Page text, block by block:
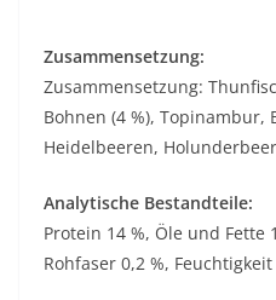
Zusammensetzung:
Zusammensetzung:
Bohnen (4 %), Topinambur,
Heidelbeeren,
Analytische Bestandteile:
Protein 14 %, Öle und Fette
Rohfaser 0,2 %, Feuchtigkeit